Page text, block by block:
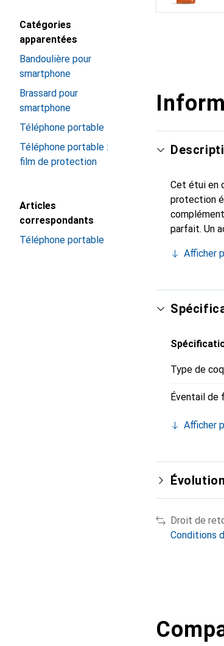
Catégories
apparentées
Bandoulière pour
smartphone
Brassard pour
smartphone
Téléphone portable
Téléphone portable :
film de protection
Articles
correspondants
Téléphone portable
Cet étui en
protection
parfait. Un
exigeant.
Afficher
Type de
Éventail de
Afficher
Droit de
Conditions